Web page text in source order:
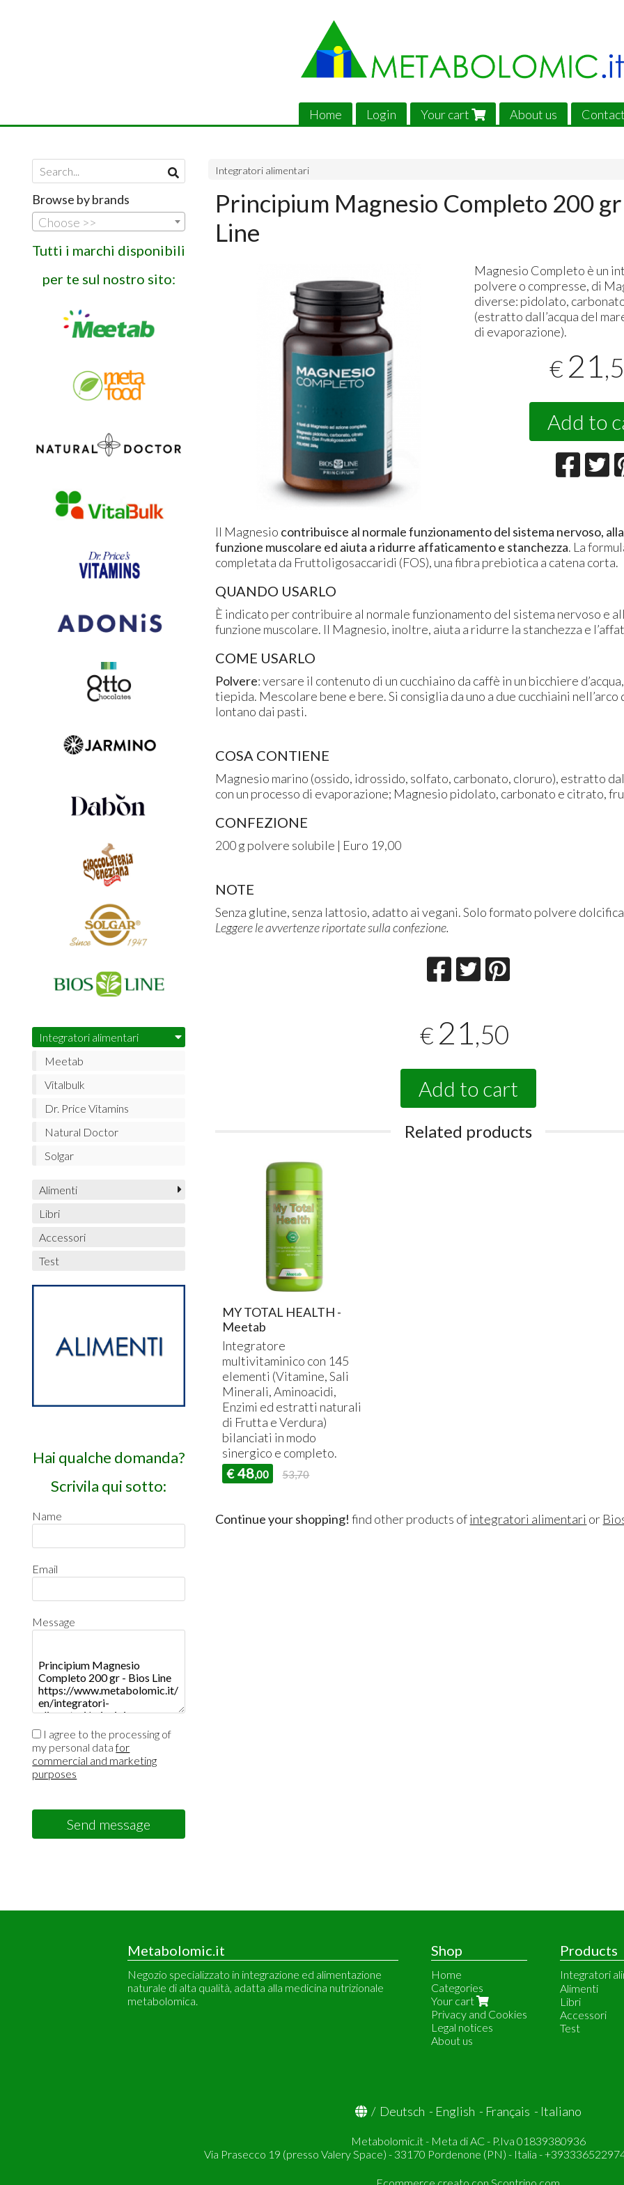
Home Login Your cart About us
Integratori alimentari
Principium Magnesio Completo 200
Line
Magnesio Completo è un
polvere o compresse, di
diverse: pidolato,
(estratto dall’acqua del
di evaporazione).
€ 21
Add to
Il Magnesio contribuisce al normale funzionamento del sistema nervoso,
funzione muscolare ed aiuta a ridurre affaticamento e stanchezza. La
completata da Fruttoligosaccaridi (FOS), una fibra prebiotica a catena corta.
QUANDO USARLO
È indicato per contribuire al normale funzionamento del sistema nervoso e
funzione muscolare. Il Magnesio, inoltre, aiuta a ridurre la stanchezza e
COME USARLO
Polvere: versare il contenuto di un cucchiaino da caffè in un bicchiere
tiepida. Mescolare bene e bere. Si consiglia da uno a due cucchiaini
lontano dai pasti.
COSA CONTIENE
Magnesio marino (ossido, idrossido, solfato, carbonato, cloruro), estratto
con un processo di evaporazione; Magnesio pidolato, carbonato e citrato,
CONFEZIONE
200 g polvere solubile | Euro 19,00
NOTE
Senza glutine, senza lattosio, adatto ai vegani. Solo formato polvere
Leggere le avvertenze riportate sulla confezione.
€ 21,50
Add to cart
Related products
MY TOTAL HEALTH -
Meetab
Integratore
multivitaminico con 145
elementi (Vitamine, Sali
Minerali, Aminoacidi,
Enzimi ed estratti naturali
di Frutta e Verdura)
bilanciati in modo
sinergico e completo.
€ 48,00 53,70
Continue your shopping! find other products ofintegratori alimentari or
Browse by brands
Choose >>
Tutti i marchi disponibili
per te sul nostro sito:
Integratori alimentari
Meetab
Vitalbulk
Dr. Price Vitamins
Natural Doctor
Solgar
Alimenti
Libri
Accessori
Test
Hai qualche domanda?
Scrivila qui sotto:
Name
Email
Message
I agree to the processing of
my personal datafor
commercial and marketing
purposes
Send message
Metabolomic.it
Negozio specializzato in integrazione ed alimentazione
naturale di alta qualità, adatta alla medicina nutrizionale
metabolomica.
Shop
Home
Categories
Your cart
Privacy and Cookies
Legal notices
About us
Products
Integratori
Meetab
Vitalbulk
Dr. Price
Natural
Alimenti
Libri
Accessori
Test
/ Deutsch - English - Français - Italiano
Metabolomic.it - Meta di AC - P.Iva 01839380936
Via Prasecco 19 (presso Valery Space) - 33170 Pordenone (PN) - Italia -
Ecommerce creato con Scontrino.com